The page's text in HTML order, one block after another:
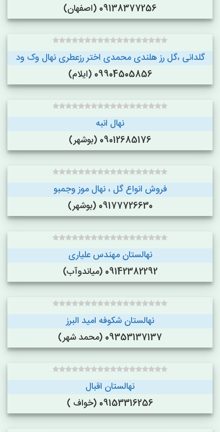
09138377256 (اصفهان)
گلدانی ،گل رز هلندی محمدی اختر رزعطری نهال وک ود
09904505856 (ایلام)
نهال انبه
09012685176 (بوشهر)
فروش انواع گل ، نهال موز وجمبو
09177726630 (بوشهر)
نهالستان مهندس علیاری
09142382292 (میاندوآب)
نهالستان شکوفه امید البرز
09353137137 (محمد شهر)
نهالستان اقبال
09153316256 (خواف )